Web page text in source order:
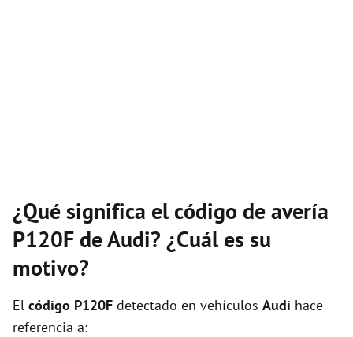
¿Qué significa el código de avería
P120F de Audi? ¿Cuál es su
motivo?
El código P120F detectado en vehículos Audi hace
referencia a: